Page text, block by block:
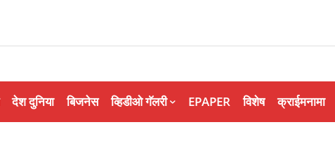
देश दुनिया बिजनेस व्हिडीओ गॅलरी EPAPER विशेष क्राईमनामा